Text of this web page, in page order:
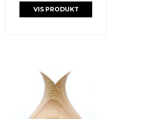
VIS PRODUKT